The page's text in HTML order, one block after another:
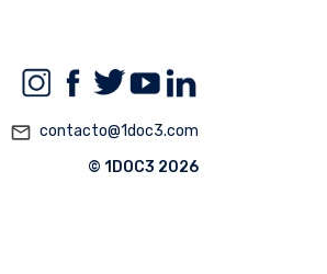
mail_outline contacto@1doc3.com
© 1DOC3 2026